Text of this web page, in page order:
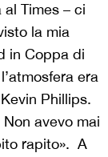
Times – ci
la mia
in Coppa di
era
Phillips.
avevo mai
rapito». A